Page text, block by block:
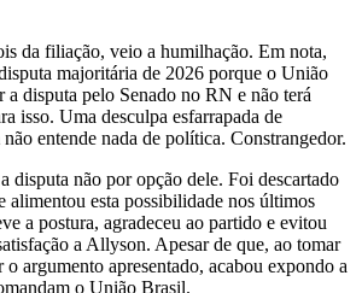
da filiação, veio a humilhação. Em nota,
majoritária de 2026 porque o União
disputa pelo Senado no RN e não terá
isso. Uma desculpa esfarrapada de
entende nada de política. Constrangedor.
disputa não por opção dele. Foi descartado
alimentou esta possibilidade nos últimos
a postura, agradeceu ao partido e evitou
a Allyson. Apesar de que, ao tomar
argumento apresentado, acabou expondo a
o União Brasil.